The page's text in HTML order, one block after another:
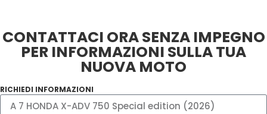
CONTATTACI ORA SENZA IMPEGNO
PER INFORMAZIONI SULLA TUA
NUOVA MOTO
RICHIEDI INFORMAZIONI